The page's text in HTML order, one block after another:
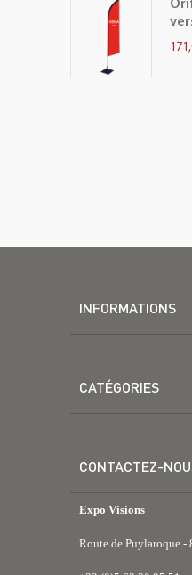
INFORMATIONS
CATÉGORIES
CONTACTEZ-
Expo Visions
Route de Puylaroque -